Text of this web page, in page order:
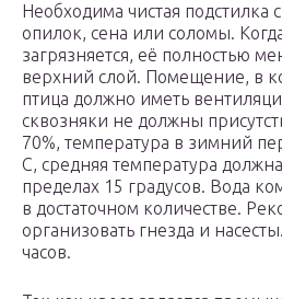
Необходима чистая подстилка
опилок, сена или соломы.
загрязняется, её полностью
верхний слой. Помещение, в
птица должно иметь
сквозняки не должны
70%, температура в зимний
С, средняя температура
пределах 15 градусов. Вода
в достаточном количестве.
организовать гнезда и
часов.